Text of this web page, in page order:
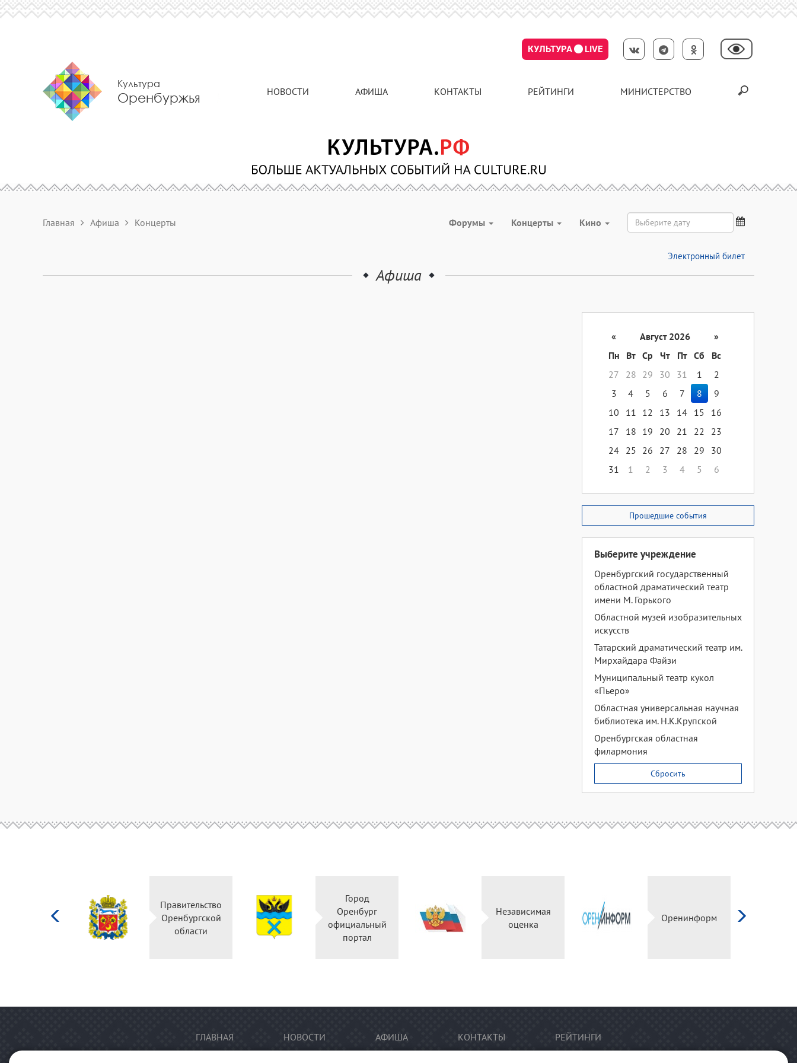
КУЛЬТУРА LIVE
Культура
Оренбуржья НОВОСТИ АФИША КОНТАКТЫ РЕЙТИНГИ МИНИСТЕРСТВО
Главная Афиша Концерты Форумы Концерты Кино
Электронный билет
Афиша
« Август 2026
»
Пн
Вт Ср Чт Пт Сб
Вс
27
28 29 30 31 1
2
3
4 5 6 7 8
9
10
11 12 13 14 15
16
17
18 19 20 21 22
23
24 25 26 27 28 29
30
31
1 2 3 4 5 6
Прошедшие события
Выберите учреждение
Оренбургский государственный
областной драматический театр
имени М. Горького
Областной музей изобразительных
искусств
Татарский драматический театр им.
Мирхайдара Файзи
Муниципальный театр кукол
«Пьеро»
Областная универсальная научная
библиотека им. Н.К.Крупской
Оренбургская областная
филармония
Сбросить
Правительство
Оренбургской
области
Город
Оренбург
официальный
портал
Независимая
оценка
Оренинформ
ГЛАВНАЯ НОВОСТИ АФИША КОНТАКТЫ РЕЙТИНГИ